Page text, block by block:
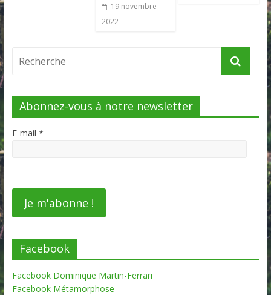
19 novembre
2022
Abonnez-vous à notre newsletter
E-mail *
Facebook
Facebook Dominique Martin-Ferrari
Facebook Métamorphose